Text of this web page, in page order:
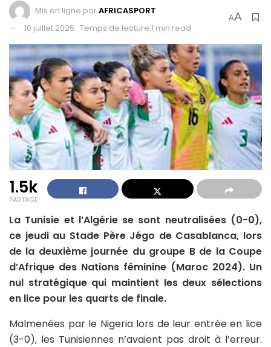
Mis en ligne parAFRICASPORT
10 juillet 2025 Temps de lecture:1 min read
AA
1.5k
PARTAGE
La Tunisie et l’Algérie se sont neutralisées (0-0),
ce jeudi au Stade Père Jégo de Casablanca, lors
de la deuxième journée du groupe B de la Coupe
d’Afrique des Nations féminine (Maroc 2024). Un
nul stratégique qui maintient les deux sélections
en lice pour les quarts de finale.
Malmenées par le Nigeria lors de leur entrée en lice
(3-0), les Tunisiennes n’avaient pas droit à l’erreur.